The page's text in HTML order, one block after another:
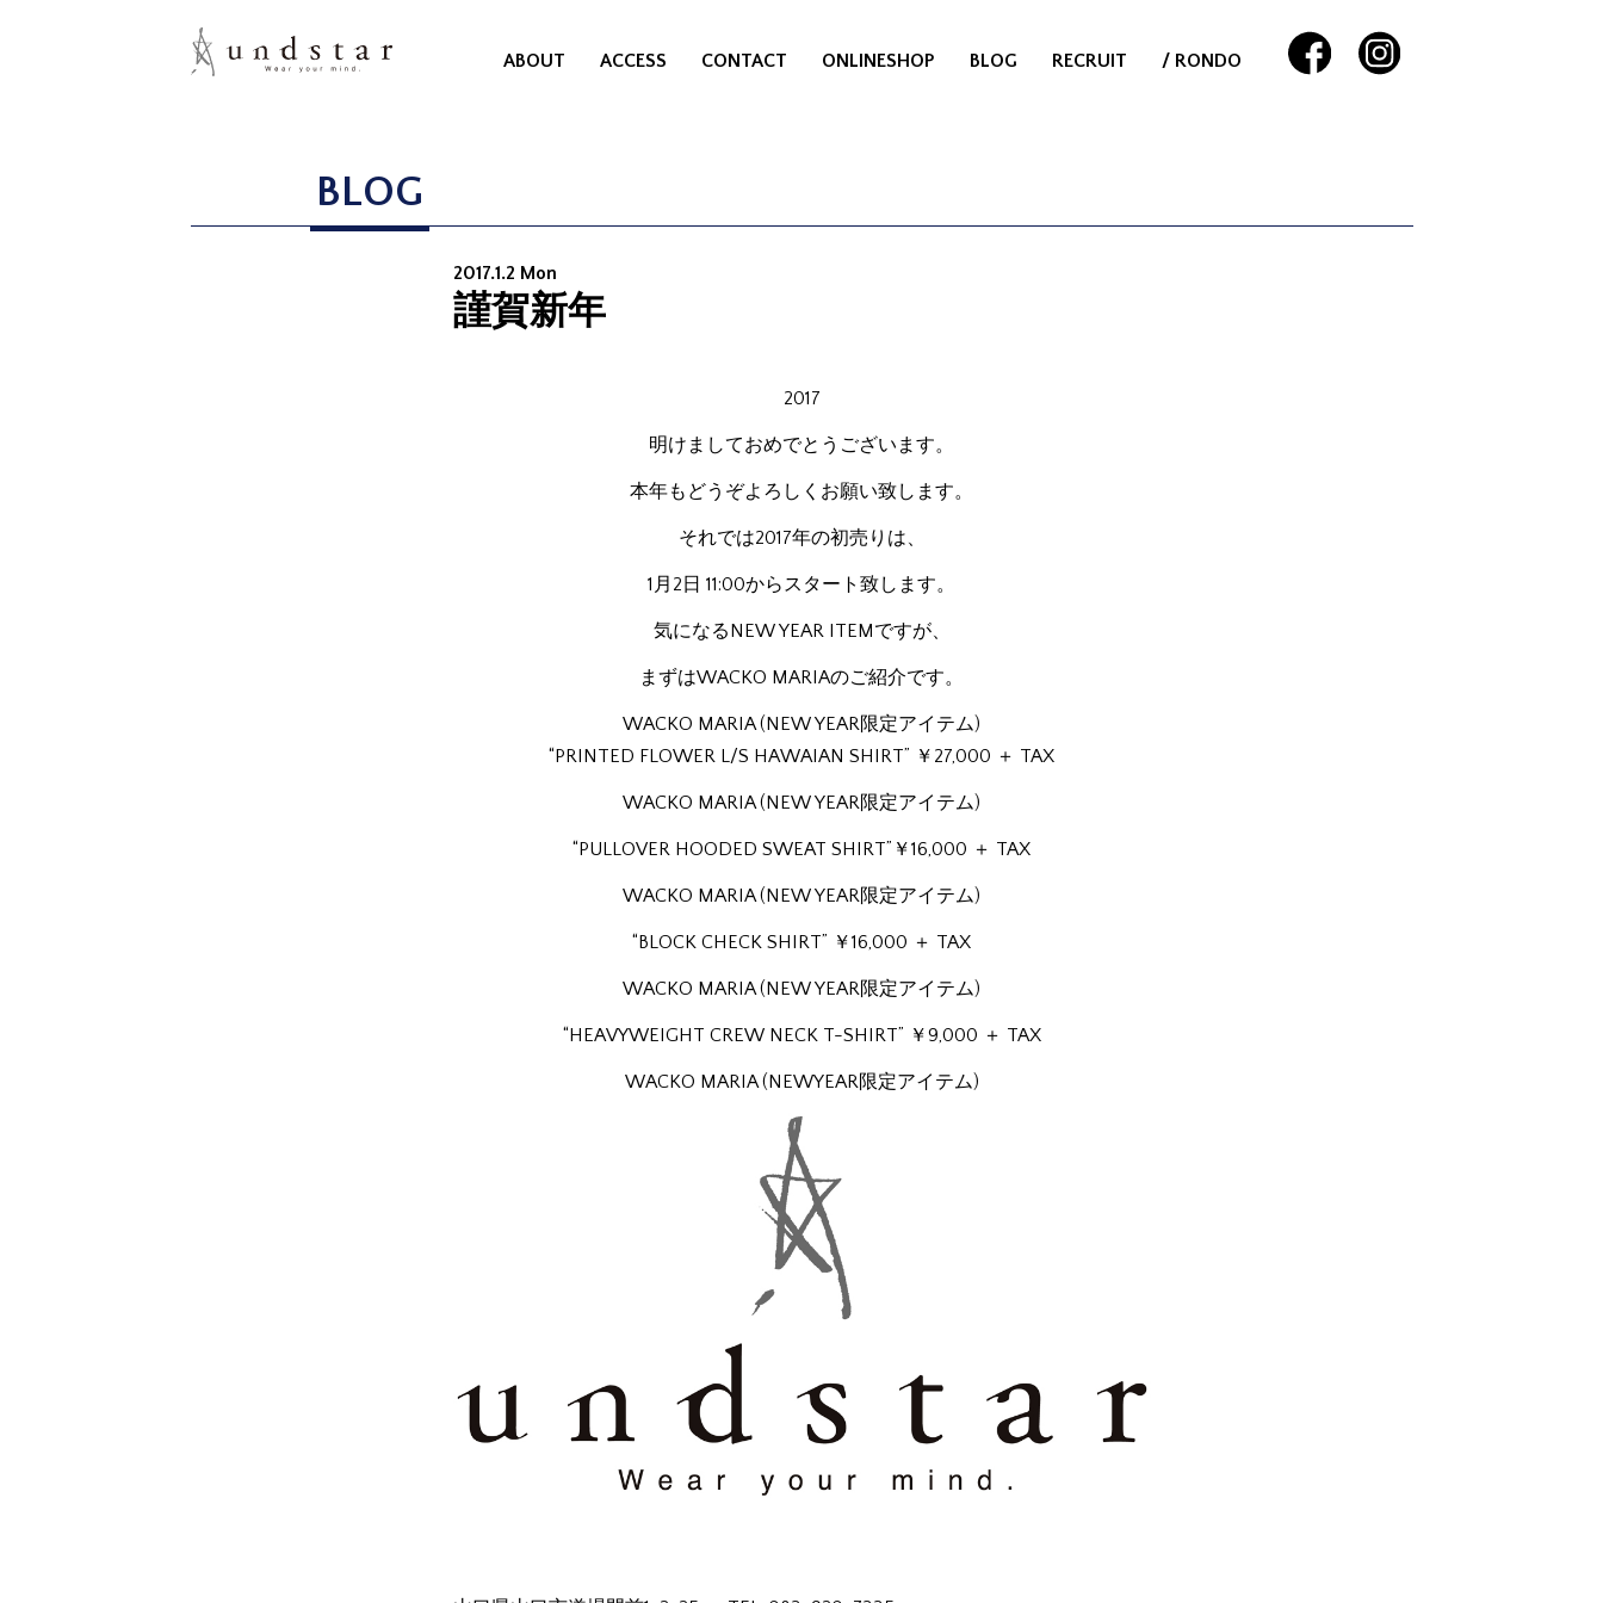
ABOUT ACCESS CONTACT ONLINESHOP BLOG RECRUIT / RONDO
BLOG
2017.1.2 Mon
謹賀新年
2017
明けましておめでとうございます。
本年もどうぞよろしくお願い致します。
それでは2017年の初売りは、
1月2日 11:00からスタート致します。
気になるNEW YEAR ITEMですが、
まずはWACKO MARIAのご紹介です。
WACKO MARIA (NEW YEAR限定アイテム)
“PRINTED FLOWER L/S HAWAIAN SHIRT” ￥27,000 ＋ TAX
WACKO MARIA (NEW YEAR限定アイテム)
“PULLOVER HOODED SWEAT SHIRT”￥16,000 ＋ TAX
WACKO MARIA (NEW YEAR限定アイテム)
“BLOCK CHECK SHIRT” ￥16,000 ＋ TAX
WACKO MARIA (NEW YEAR限定アイテム)
“HEAVYWEIGHT CREW NECK T-SHIRT” ￥9,000 ＋ TAX
WACKO MARIA (NEWYEAR限定アイテム)